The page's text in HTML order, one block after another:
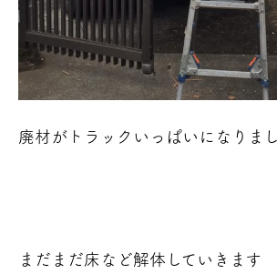
廃材がトラックいっぱいになりまし
まだまだ床など解体していきます